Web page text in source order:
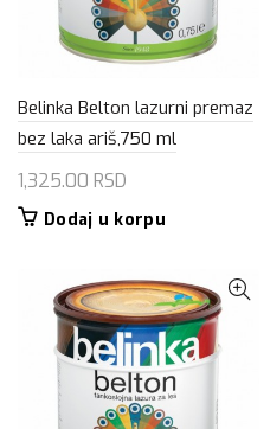
Belinka Belton lazurni premaz
bez laka ariš,750 ml
1,325.00 RSD
Dodaj u korpu